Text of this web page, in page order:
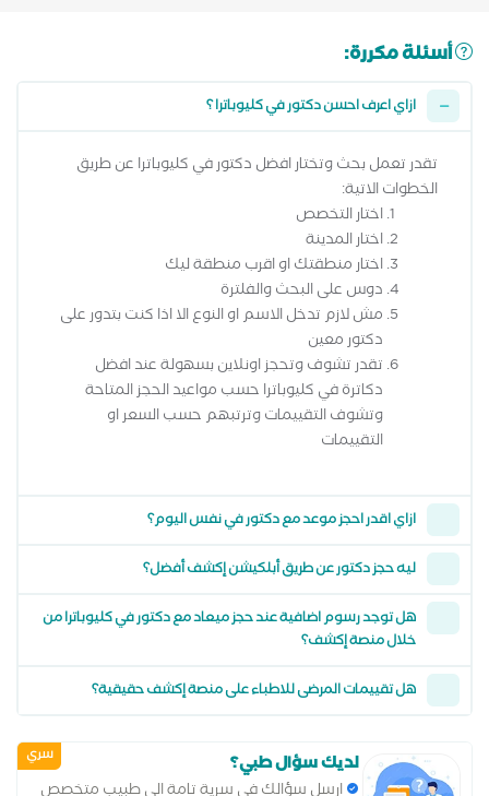
أسئلة مكررة:
ازاي اعرف احسن دكتور في كليوباترا ؟
تقدر تعمل بحث وتختار افضل دكتور في كليوباترا عن طريق
الخطوات الاتية:
اختار التخصص
اختار المدينة
اختار منطقتك او اقرب منطقة ليك
دوس على البحث والفلترة
مش لازم تدخل الاسم او النوع الا اذا كنت بتدور على
دكتور معين
تقدر تشوف وتحجز اونلاين بسهولة عند افضل
دكاترة في كليوباترا حسب مواعيد الحجز المتاحة
وتشوف التقييمات وترتبهم حسب السعر او
التقييمات
ازاي اقدر احجز موعد مع دكتور في نفس اليوم؟
ليه حجز دكتور عن طريق أبلكيشن إكشف أفضل؟
هل توجد رسوم اضافية عند حجز ميعاد مع دكتور في كليوباترا من
خلال منصة إكشف؟
هل تقييمات المرضى للاطباء على منصة إكشف حقيقية؟
سري لديك سؤال طبي؟